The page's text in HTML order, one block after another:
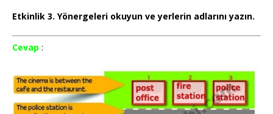
Etkinlik 3. Yönergeleri okuyun ve yerlerin adlarını yazın.
Cevap :